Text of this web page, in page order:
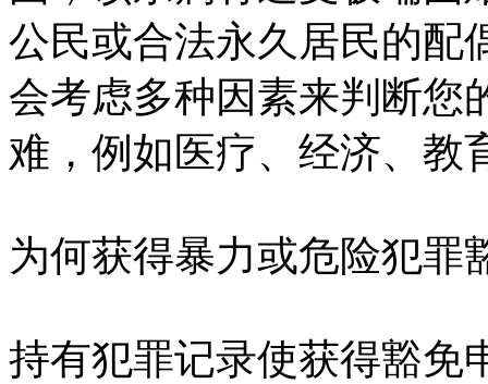
公民或合法永久居民的配
会考虑多种因素来判断您
难，例如医疗、经济、教
为何获得暴力或危险犯罪
持有犯罪记录使获得豁免